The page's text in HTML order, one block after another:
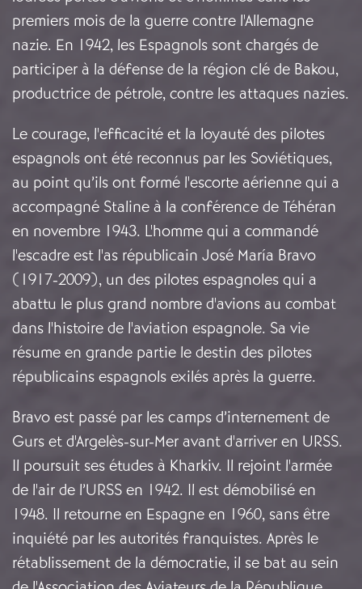
premiers mois de la guerre contre l'Allemagne
nazie. En 1942, les Espagnols sont chargés de
participer à la défense de la région clé de Bakou,
productrice de pétrole, contre les attaques nazies.
Le courage, l'efficacité et la loyauté des pilotes
espagnols ont été reconnus par les Soviétiques,
au point qu’ils ont formé l'escorte aérienne qui a
accompagné Staline à la conférence de Téhéran
en novembre 1943. L'homme qui a commandé
l'escadre est l'as républicain José María Bravo
(1917-2009), un des pilotes espagnoles qui a
abattu le plus grand nombre d'avions au combat
dans l'histoire de l'aviation espagnole. Sa vie
résume en grande partie le destin des pilotes
républicains espagnols exilés après la guerre.
Bravo est passé par les camps d’internement de
Gurs et d'Argelès-sur-Mer avant d'arriver en URSS.
Il poursuit ses études à Kharkiv. Il rejoint l'armée
de l'air de l’URSS en 1942. Il est démobilisé en
1948. Il retourne en Espagne en 1960, sans être
inquiété par les autorités franquistes. Après le
rétablissement de la démocratie, il se bat au sein